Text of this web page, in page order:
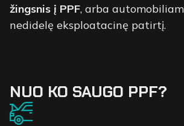
žingsnis į PPF, arba
nedidelę eksploatacinę patirtį.
NUO KO SAUGO PPF?